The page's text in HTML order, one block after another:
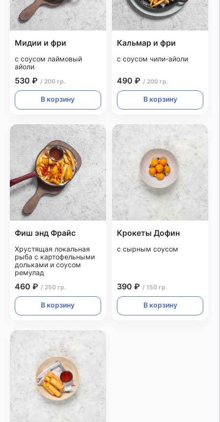
Мидии и фри
с соусом лаймовый
айоли
530 ₽ / 200 гр.
В корзину
Кальмар и фри
с соусом чили-айоли
490 ₽ / 200 гр.
В корзину
Фиш энд Фрайс
Хрустящая локальная
рыба с картофельными
дольками и соусом
ремулад
460 ₽ / 250 гр.
В корзину
Крокеты Дофин
с сырным соусом
390 ₽ / 150 гр.
В корзину